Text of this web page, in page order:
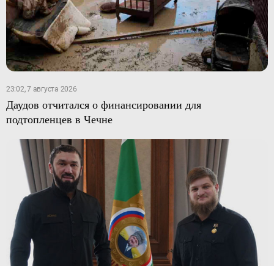
23:02, 7 августа 2026
Даудов отчитался о финансировании для
подтопленцев в Чечне